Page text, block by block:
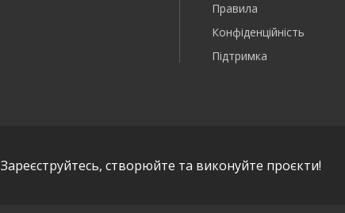
Правила
Конфіденційність
Підтримка
Зареєструйтесь, створюйте та виконуйте проєкти!